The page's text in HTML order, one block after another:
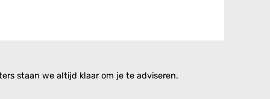
staan we altijd klaar om je te adviseren.